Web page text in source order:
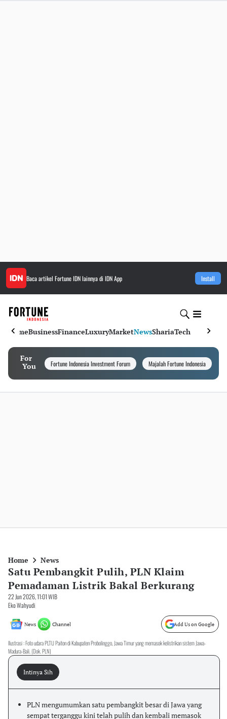
Baca artikel Fortune IDNlainnya di IDN App Install
HomeBusinessFinanceLuxuryMarketNewsShariaTech
For
You
Fortune Indonesia Investment Forum Majalah Fortune Indonesia
Home News
Satu Pembangkit Pulih, PLN Klaim
Pemadaman Listrik Bakal Berkurang
22 Jun 2026, 11:01 WIB
Eko Wahyudi
News Channel Add Us on Google
Ilustrasi : Foto udara PLTU Paiton di Kabupaten Probolinggo, Jawa Timur yang memasok kelistrikan sistem Jawa-
Madura-Bali. (Dok. PLN)
Intinya Sih
PLN mengumumkan satu pembangkit besar di Jawa yang
sempat terganggu kini telah pulih dan kembali memasok